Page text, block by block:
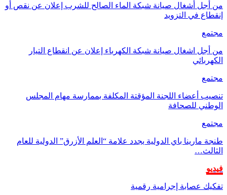
من أجل أشغال صيانة شبكة الماء الصالح للشرب إعلان عن نقص أو
إنقطاع في التزويد
مجتمع
من أجل اشغال صيانة شبكة الكهرباء إعلان عن انقطاع التيار
الكهربائي
مجتمع
تنصيب أعضاء اللجنة المؤقتة المكلفة بممارسة مهام المجلس
الوطني للصحافة
مجتمع
طنجة مارينا باي الدولية يجدد علامة “العلم الأزرق” الدولية للعام
الثالث…
فيديو
تفكيك عصابة إجرامية رقمية